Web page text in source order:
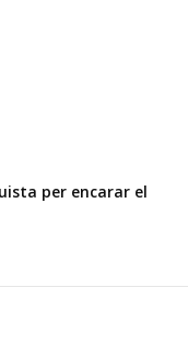
per encarar el